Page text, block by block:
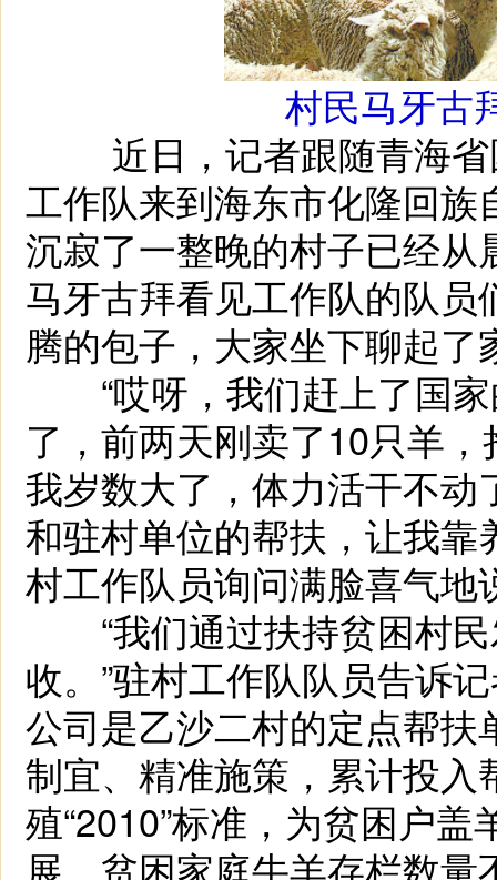
村民马牙古
近日，记者跟随青海省
工作队来到海东市化隆回
沉寂了一整晚的村子已经
马牙古拜看见工作队的队
腾的包子，大家坐下聊起了
“哎呀，我们赶上了国家
了，前两天刚卖了10只羊
我岁数大了，体力活干不
和驻村单位的帮扶，让我靠
村工作队员询问满脸喜气地
“我们通过扶持贫困村民
收。”驻村工作队队员告诉
公司是乙沙二村的定点帮
制宜、精准施策，累计投
殖“2010”标准，为贫困户
展，贫困家庭牛羊存栏数